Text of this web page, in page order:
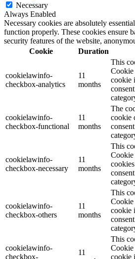
Necessary
Always Enabled
Necessary cookies are absolutely
function properly. These cookies ensure
security features of the website,
Cookie
Duration
cookielawinfo-
checkbox-analytics
11
months
This
Cookie
cookie
cookielawinfo-
checkbox-functional
11
months
The
cookie
cookielawinfo-
checkbox-necessary
11
months
This
Cookie
cookielawinfo-
checkbox-others
11
months
This
Cookie
cookie
cookielawinfo-
checkbox-
11
This
Cookie
cookie